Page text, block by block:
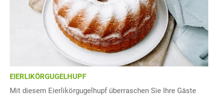
EIERLIKÖRGUGELHUPF
Mit diesem Eierlikörgugelhupf überraschen Sie Ihre Gäste